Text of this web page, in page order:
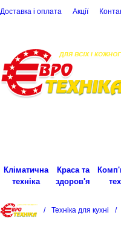
Доставка і оплата Акції
Кліматична
техніка
Краса та
здоров'я
/ Техніка для кухні /